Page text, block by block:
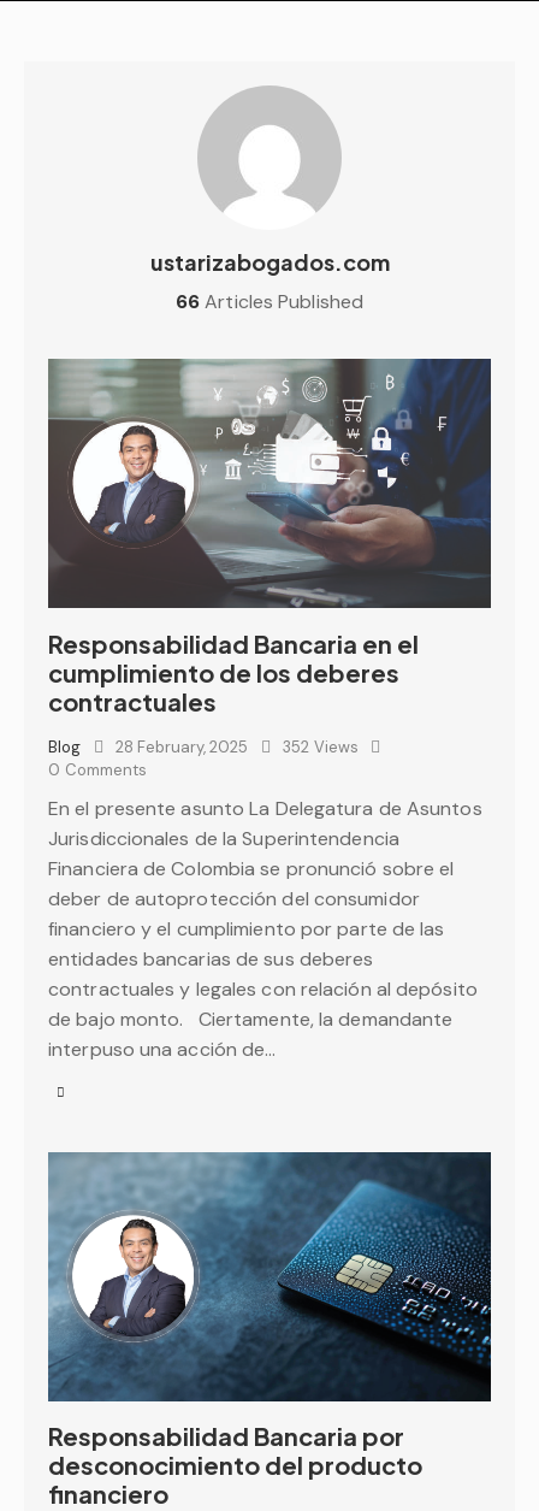
ustarizabogados.com
66Articles Published
Responsabilidad Bancaria en el
cumplimiento de los deberes
contractuales
Blog 28 February, 2025 352 Views
0 Comments
En el presente asunto La Delegatura de Asuntos
Jurisdiccionales de la Superintendencia
Financiera de Colombia se pronunció sobre el
deber de autoprotección del consumidor
financiero y el cumplimiento por parte de las
entidades bancarias de sus deberes
contractuales y legales con relación al depósito
de bajo monto. Ciertamente, la demandante
interpuso una acción de…
Responsabilidad Bancaria por
desconocimiento del producto
financiero